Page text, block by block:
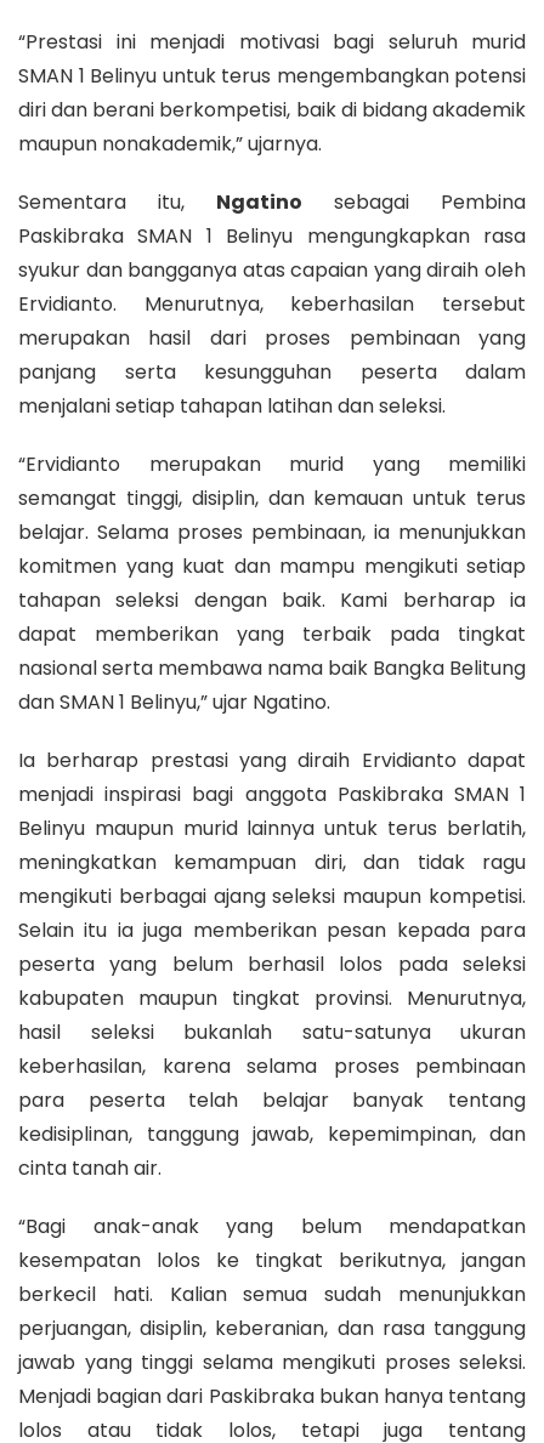
“Prestasi ini menjadi motivasi bagi seluruh murid
SMAN 1 Belinyu untuk terus mengembangkan potensi
diri dan berani berkompetisi, baik di bidang akademik
maupun nonakademik,” ujarnya.
Sementara itu, Ngatino sebagai Pembina
Paskibraka SMAN 1 Belinyu mengungkapkan rasa
syukur dan bangganya atas capaian yang diraih oleh
Ervidianto. Menurutnya, keberhasilan tersebut
merupakan hasil dari proses pembinaan yang
panjang serta kesungguhan peserta dalam
menjalani setiap tahapan latihan dan seleksi.
“Ervidianto merupakan murid yang memiliki
semangat tinggi, disiplin, dan kemauan untuk terus
belajar. Selama proses pembinaan, ia menunjukkan
komitmen yang kuat dan mampu mengikuti setiap
tahapan seleksi dengan baik. Kami berharap ia
dapat memberikan yang terbaik pada tingkat
nasional serta membawa nama baik Bangka Belitung
dan SMAN 1 Belinyu,” ujar Ngatino.
Ia berharap prestasi yang diraih Ervidianto dapat
menjadi inspirasi bagi anggota Paskibraka SMAN 1
Belinyu maupun murid lainnya untuk terus berlatih,
meningkatkan kemampuan diri, dan tidak ragu
mengikuti berbagai ajang seleksi maupun kompetisi.
Selain itu ia juga memberikan pesan kepada para
peserta yang belum berhasil lolos pada seleksi
kabupaten maupun tingkat provinsi. Menurutnya,
hasil seleksi bukanlah satu-satunya ukuran
keberhasilan, karena selama proses pembinaan
para peserta telah belajar banyak tentang
kedisiplinan, tanggung jawab, kepemimpinan, dan
cinta tanah air.
“Bagi anak-anak yang belum mendapatkan
kesempatan lolos ke tingkat berikutnya, jangan
berkecil hati. Kalian semua sudah menunjukkan
perjuangan, disiplin, keberanian, dan rasa tanggung
jawab yang tinggi selama mengikuti proses seleksi.
Menjadi bagian dari Paskibraka bukan hanya tentang
lolos atau tidak lolos, tetapi juga tentang